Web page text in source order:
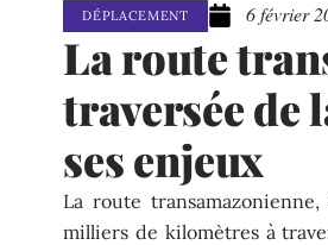
DÉPLACEMENT 6 février
La route
traversée de
ses enjeux
La route
milliers de kilomètres à